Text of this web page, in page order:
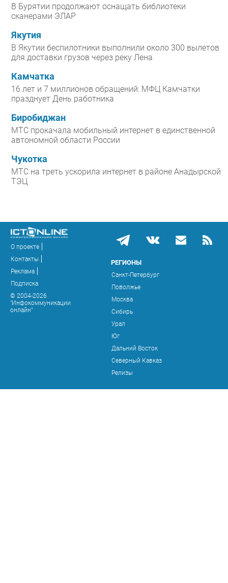
В Бурятии продолжают оснащать библиотеки
сканерами ЭЛАР
Якутия
В Якутии беспилотники выполнили около 300 вылетов
для доставки грузов через реку Лена
Камчатка
16 лет и 7 миллионов обращений: МФЦ Камчатки
празднует День работника
Биробиджан
МТС прокачала мобильный интернет в единственной
автономной области России
Чукотка
МТС на треть ускорила интернет в районе Анадырской
ТЭЦ
О проекте
Контакты
Реклама
Подписка
© 2004-2026
"Инфокоммуникации
онлайн"
РЕГИОНЫ
Санкт-Петербург
Поволжье
Москва
Сибирь
Урал
Юг
Дальний Восток
Северный Кавказ
Релизы